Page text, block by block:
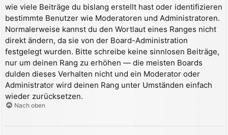
wie viele Beiträge du bislang erstellt hast oder identifizieren
bestimmte Benutzer wie Moderatoren und Administratoren.
Normalerweise kannst du den Wortlaut eines Ranges nicht
direkt ändern, da sie von der Board-Administration
festgelegt wurden. Bitte schreibe keine sinnlosen Beiträge,
nur um deinen Rang zu erhöhen — die meisten Boards
dulden dieses Verhalten nicht und ein Moderator oder
Administrator wird deinen Rang unter Umständen einfach
wieder zurücksetzen.
Nach oben